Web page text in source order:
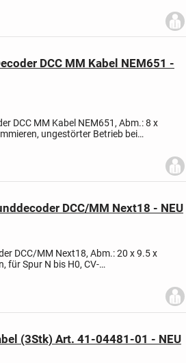
DCC MM Kabel NEM651 -
DCC MM Kabel NEM651, Abm.: 8 x
ungestörter Betrieb bei
Überstrom,...
DCC/MM Next18 - NEU
DCC/MM Next18, Abm.: 20 x 9.5 x
für Spur N bis H0, CV-
Kontaktunterbrechunge...
(3Stk) Art. 41-04481-01 - NEU